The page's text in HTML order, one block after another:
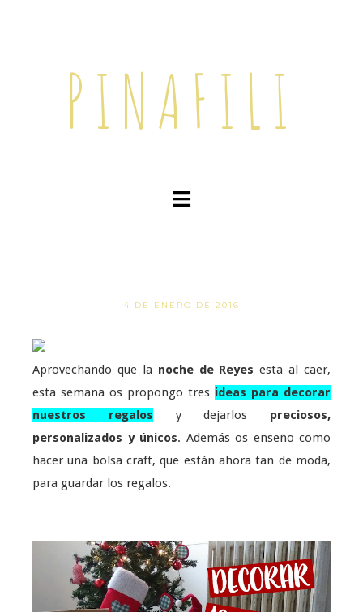
PINAFILI
≡
4 DE ENERO DE 2016
Aprovechando que la noche de Reyes esta al caer,
esta semana os propongo tres ideas para decorar
nuestros regalos y dejarlos preciosos,
personalizados y únicos. Además os enseño como
hacer una bolsa craft, que están ahora tan de moda,
para guardar los regalos.